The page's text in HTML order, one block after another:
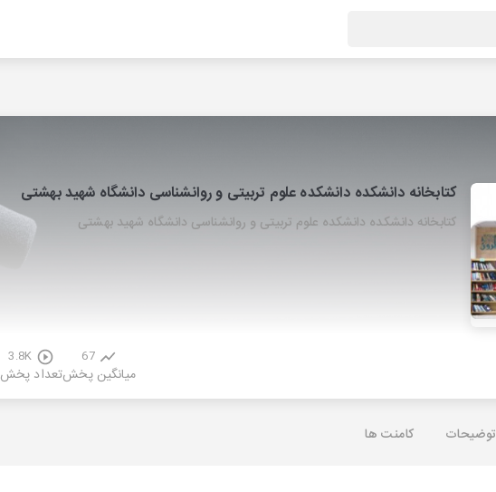
کتابخانه دانشکده دانشکده علوم تربیتی و روانشناسی دانشگاه شهید بهشتی
کتابخانه دانشکده دانشکده علوم تربیتی و روانشناسی دانشگاه شهید بهشتی
67
میانگین پخش
3.8K
تعداد پخش
توضیحات کامنت ها